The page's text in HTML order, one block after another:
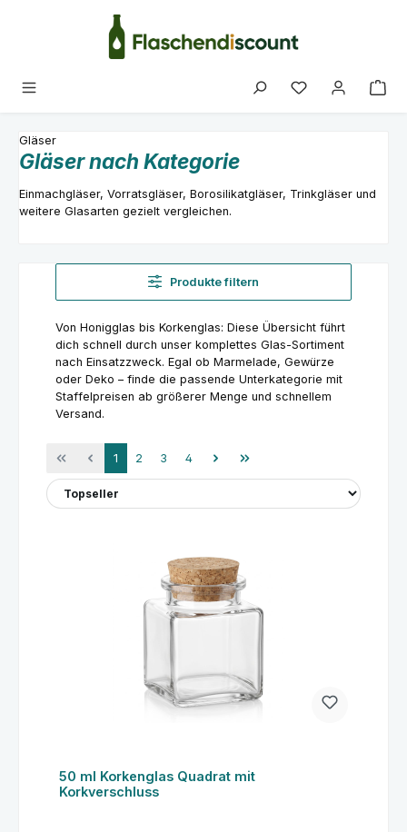
Zum Hauptinhalt springen
Du hast 0
Gläser
Gläser nach Kategorie
Einmachgläser, Vorratsgläser, Borosilikatgläser, Trinkgläser und
weitere Glasarten gezielt vergleichen.
Produkte filtern
Von Honigglas bis Korkenglas: Diese Übersicht führt
dich schnell durch unser komplettes Glas-Sortiment
nach Einsatzzweck. Egal ob Marmelade, Gewürze
oder Deko – finde die passende Unterkategorie mit
Staffelpreisen ab größerer Menge und schnellem
Versand.
Seite
1 Seite
2 Seite
3 Seite
4
50 ml Korkenglas Quadrat mit
Korkverschluss